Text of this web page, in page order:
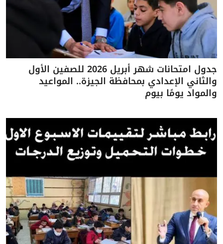
جدول امتحانات شهر أبريل 2026 للصفين الأول
والثاني الإعدادي بمحافظة الجيزة.. المواعيد
والمواد يومًا بيوم